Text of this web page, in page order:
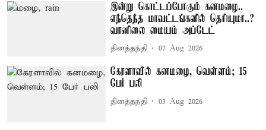
இன்று கொட்டப்போகும் கனமழை..
எந்தெந்த மாவட்டங்களில் தெரியுமா..?
வானிலை மையம் அப்டேட்
தினத்தந்தி 07 Aug 2026
கேரளாவில் கனமழை, வெள்ளம்; 15
பேர் பலி
தினத்தந்தி 03 Aug 2026